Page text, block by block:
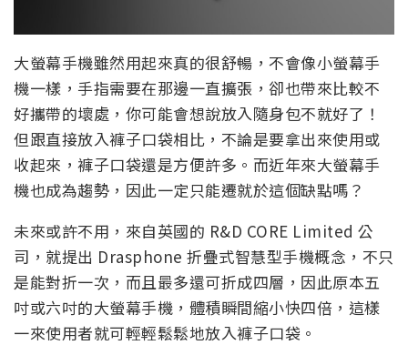
大螢幕手機雖然用起來真的很舒暢，不會像小螢幕手
機一樣，手指需要在那邊一直擴張，卻也帶來比較不
好攜帶的壞處，你可能會想說放入隨身包不就好了！
但跟直接放入褲子口袋相比，不論是要拿出來使用或
收起來，褲子口袋還是方便許多。而近年來大螢幕手
機也成為趨勢，因此一定只能遷就於這個缺點嗎？
未來或許不用，來自英國的 R&D CORE Limited 公
司，就提出 Drasphone 折疊式智慧型手機概念，不只
是能對折一次，而且最多還可折成四層，因此原本五
吋或六吋的大螢幕手機，體積瞬間縮小快四倍，這樣
一來使用者就可輕輕鬆鬆地放入褲子口袋。